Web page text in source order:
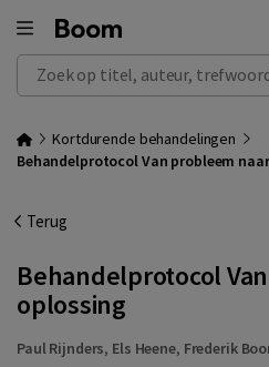
Zoek op titel, auteur, trefwoord of
Kortdurende behandelingen
Behandelprotocol Van probleem
Terug
Behandelprotocol
oplossing
Paul Rijnders, Els Heene, Frederik